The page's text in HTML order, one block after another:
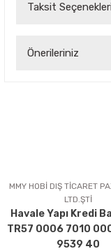
Taksit
Önerileriniz
Ürün
Ürün bilgilerinde
Ürün fiyatı diğer
Bu ürüne benzer
MMY HOBİ DIŞ TİCARET
LTD.ŞTİ
Havale Yapı Kredi
TR57 0006 7010
9539 40